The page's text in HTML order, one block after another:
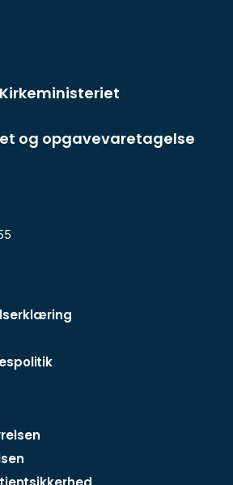
og opgavevaretagelse